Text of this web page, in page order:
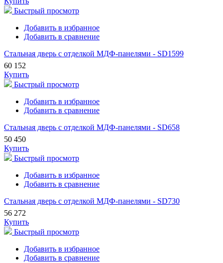
Быстрый просмотр
Добавить в избранное
Добавить в сравнение
Стальная дверь с отделкой МДФ-панелями - SD1599
60 152
Купить
Быстрый просмотр
Добавить в избранное
Добавить в сравнение
Стальная дверь с отделкой МДФ-панелями - SD658
50 450
Купить
Быстрый просмотр
Добавить в избранное
Добавить в сравнение
Стальная дверь с отделкой МДФ-панелями - SD730
56 272
Купить
Быстрый просмотр
Добавить в избранное
Добавить в сравнение